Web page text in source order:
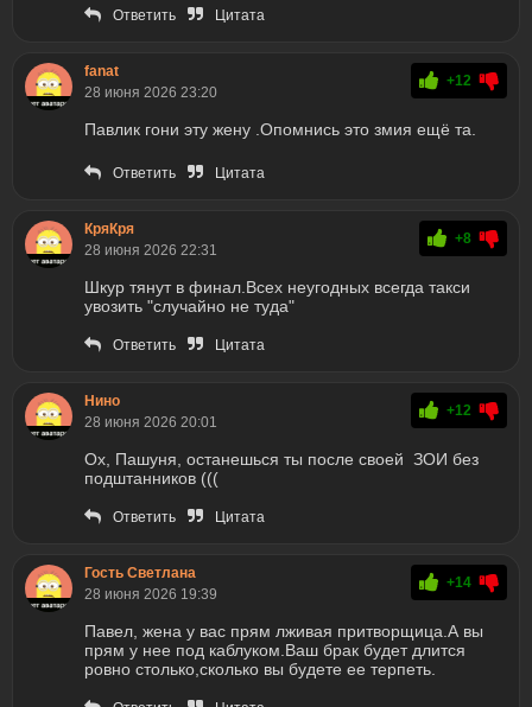
Ответить Цитата
fanat
28 июня 2026 23:20
+12
Павлик гони эту жену .Опомнись это змия ещё та.
Ответить Цитата
КряКря
28 июня 2026 22:31
+8
Шкур тянут в финал.Всех неугодных всегда такси
увозить "случайно не туда"
Ответить Цитата
Нино
28 июня 2026 20:01
+12
Ох, Пашуня, останешься ты после своей ЗОИ без
подштанников (((
Ответить Цитата
Гость Светлана
28 июня 2026 19:39
+14
Павел, жена у вас прям лживая притворщица.А вы
прям у нее под каблуком.Ваш брак будет длится
ровно столько,сколько вы будете ее терпеть.